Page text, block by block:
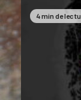
4 min de